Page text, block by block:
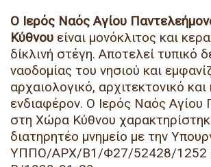
Ο Ιερός Ναός Αγίου
Κύθνου είναι μονόκλιτος και
δίκλινή στέγη. Αποτελεί τυπικό
ναοδομίας του νησιού και
αρχαιολογικό, αρχιτεκτονικό και
ενδιαφέρον. Ο Ιερός Ναός Αγίου
στη Χώρα Κύθνου
διατηρητέο μνημείο με την
ΥΠΠΟ/ΑΡΧ/Β1/Φ27/52428/1252